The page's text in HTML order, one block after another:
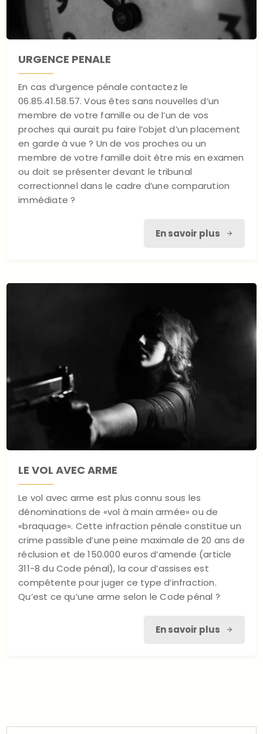
URGENCE PENALE
En cas d’urgence pénale contactez le
06.85.41.58.57. Vous êtes sans nouvelles d’un
membre de votre famille ou de l’un de vos
proches qui aurait pu faire l’objet d’un placement
en garde à vue ? Un de vos proches ou un
membre de votre famille doit être mis en examen
ou doit se présenter devant le tribunal
correctionnel dans le cadre d’une comparution
immédiate ?
En savoir plus
LE VOL AVEC ARME
Le vol avec arme est plus connu sous les
dénominations de «vol à main armée» ou de
«braquage». Cette infraction pénale constitue un
crime passible d’une peine maximale de 20 ans de
réclusion et de 150.000 euros d’amende (article
311-8 du Code pénal), la cour d’assises est
compétente pour juger ce type d’infraction.
Qu’est ce qu’une arme selon le Code pénal ?
En savoir plus